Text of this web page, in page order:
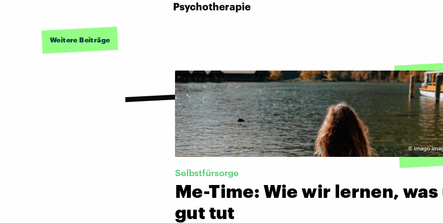
Psychotherapie
Weitere Beiträge
©imago
Selbstfürsorge
Me-Time: Wie wir lernen, was
gut tut